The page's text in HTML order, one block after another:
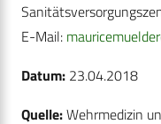
E-Mail:
Datum: 23.04.2018
Quelle:Wehrmedizin